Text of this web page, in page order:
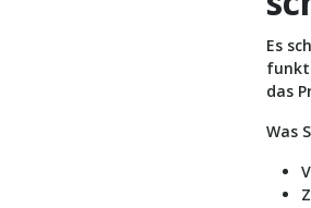
Es
das
Was